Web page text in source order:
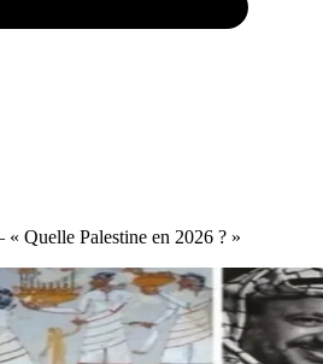
Quelle Palestine en 2026 ? »